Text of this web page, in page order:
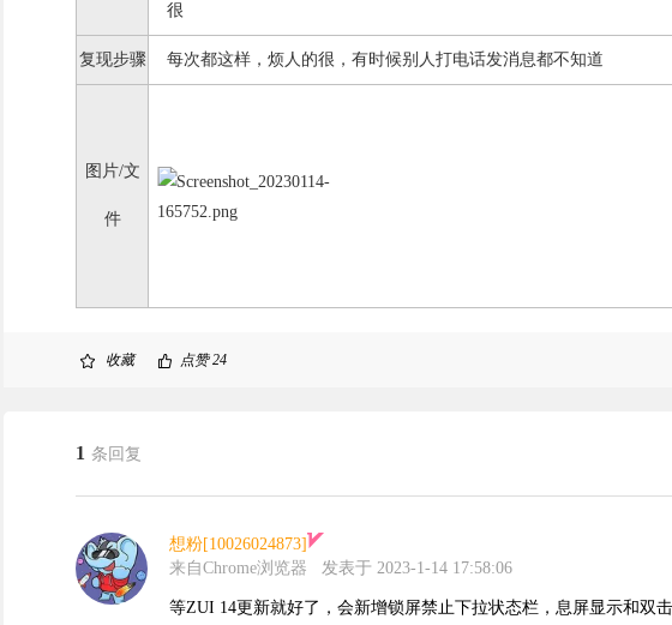
很
复现步骤 每次都这样，烦人的很，有时候别人打电话发消息都不知道
图片/文
件
收藏 点赞24
1 条回复
想粉[10026024873]
来自Chrome浏览器
发表于 2023-1-14 17:58:06
等ZUI 14更新就好了，会新增锁屏禁止下拉状态栏，息屏显示和双击